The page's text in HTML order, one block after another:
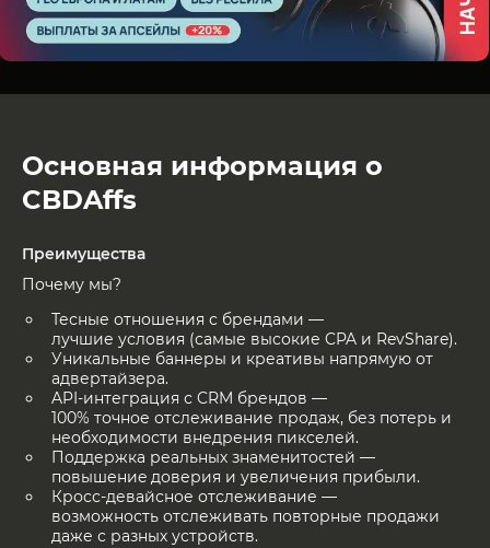
Основная информация о
CBDAffs
Преимущества
Почему мы?
Тесные отношения с брендами —
лучшие условия (самые высокие CPA и RevShare).
Уникальные баннеры и креативы напрямую от
адвертайзера.
API-интеграция с CRM брендов —
100% точное отслеживание продаж, без потерь и
необходимости внедрения пикселей.
Поддержка реальных знаменитостей —
повышениe доверия и увеличения прибыли.
Кросс-девайсное отслеживание —
возможность отслеживать повторные продажи
даже с разных устройств.